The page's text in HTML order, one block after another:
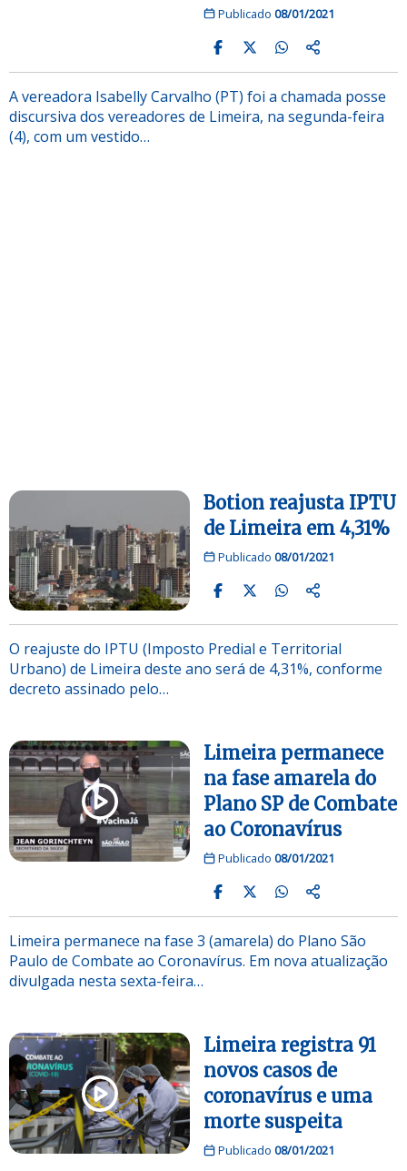
Publicado 08/01/2021
A vereadora Isabelly Carvalho (PT) foi a chamada posse
discursiva dos vereadores de Limeira, na segunda-feira
(4), com um vestido…
Botion reajusta IPTU
de Limeira em 4,31%
Publicado 08/01/2021
O reajuste do IPTU (Imposto Predial e Territorial
Urbano) de Limeira deste ano será de 4,31%, conforme
decreto assinado pelo…
Limeira permanece
na fase amarela do
Plano SP de Combate
ao Coronavírus
Publicado 08/01/2021
Limeira permanece na fase 3 (amarela) do Plano São
Paulo de Combate ao Coronavírus. Em nova atualização
divulgada nesta sexta-feira…
Limeira registra 91
novos casos de
coronavírus e uma
morte suspeita
Publicado 08/01/2021